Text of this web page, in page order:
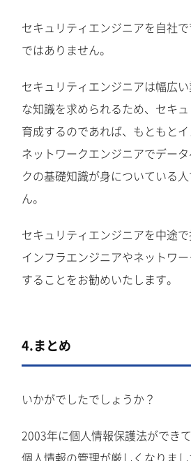
セキュリティエンジニアを自社
ではありません。
セキュリティエンジニアは幅広
な知識を求められるため、セキ
育成するのであれば、もともと
ネットワークエンジニアでデー
クの基礎知識が身についている
ん。
セキュリティエンジニアを中途
インフラエンジニアやネットワ
することをお勧めいたします。
4.まとめ
いかがでしたでしょうか？
2003年に個人情報保護法ができ
個人情報の管理が厳しくなりまし